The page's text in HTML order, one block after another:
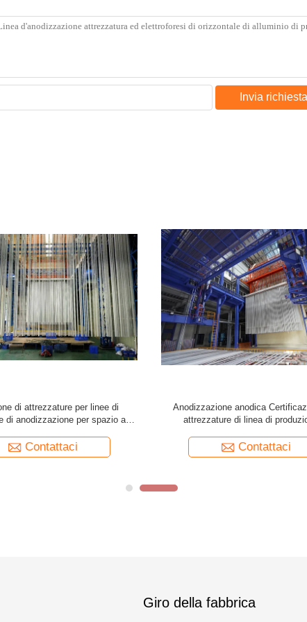
Invia richiesta
di attrezzature per linee di
di anodizzazione per spazio a
Contattaci
Anodizzazione anodica
attrezzature di linea di
personalizzata
Contattaci
Giro della fabbrica